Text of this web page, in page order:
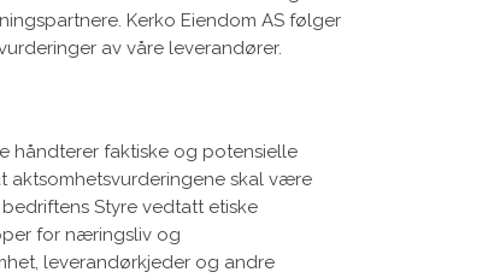
Kerko Eiendom AS følger
av våre leverandører.
håndterer faktiske og potensielle
aktsomhetsvurderingene skal være
Styre vedtatt etiske
for næringsliv og
leverandørkjeder og andre